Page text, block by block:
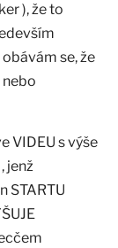
), že to
se, že
nebo
VIDEU s výše
jenž
STARTU